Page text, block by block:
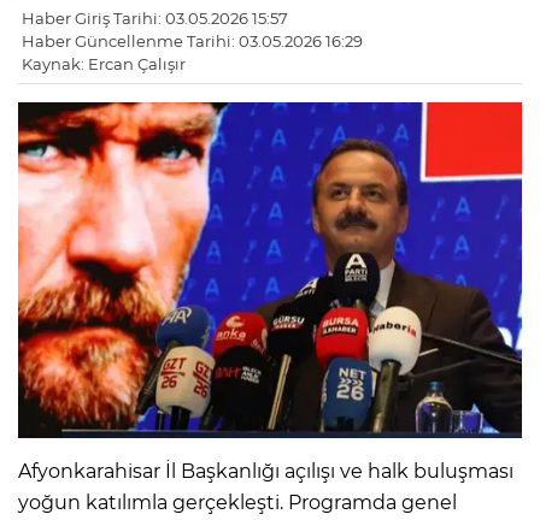
Haber Giriş Tarihi: 03.05.2026 15:57
Haber Güncellenme Tarihi: 03.05.2026 16:29
Kaynak: Ercan Çalışır
Afyonkarahisar İl Başkanlığı açılışı ve halk buluşması
yoğun katılımla gerçekleşti. Programda genel